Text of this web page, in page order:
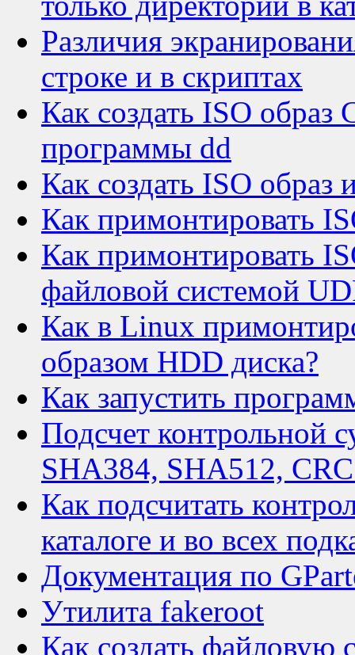
Различия
строке и в скриптах
Как создать ISO
программы dd
Как создать ISO образ
Как примонтировать
Как примонтировать
файловой системой
Как в Linux
образом HDD диска?
Как запустить
Подсчет контрольной
SHA384, SHA512,
Как подсчитать
каталоге и во всех
Документация по
Утилита fakeroot
Как создать файловую